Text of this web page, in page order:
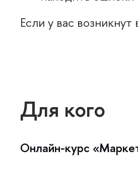
Если у вас
Для кого
Онлайн-курс